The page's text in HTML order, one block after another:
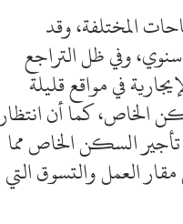
المختلفة، وقد
أساس سنوي، وفي ظل التراجع
في مواقع قليلة
الخاص، كما أن انتظار
تأجير السكن الخاص مما
العمل والتسوق التي